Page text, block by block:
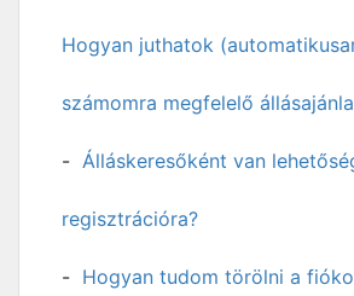
Hogyan juthatok
számomra megfelelő
Álláskeresőként van
regisztrációra?
Hogyan tudom törölni a